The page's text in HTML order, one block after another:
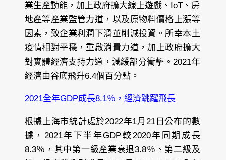
業生產動能，加上政府擴大線上遊戲、IoT、房
地產等產業監管力道，以及原物料價格上漲等
因素，致企業利潤下滑並削減投資。所幸本土
疫情相對平穩，重啟消費力道，加上政府擴大
對實體經濟支持力道，減緩部分衝擊。2021年
經濟由谷底飛升6.4個百分點。
2021全年GDP成長8.1％，經濟跳躍飛長
根據上海市統計處於2022年1月21日公布的數
據，2021年下半年GDP較2020年同期成長
8.3％，其中第一級產業衰退3.8％、第二級及